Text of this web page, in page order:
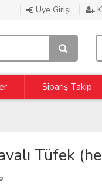
Üye Girişi
Sipariş Takip
Tüfek